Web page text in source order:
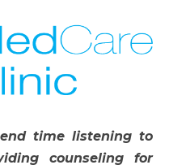
time listening to
counseling for